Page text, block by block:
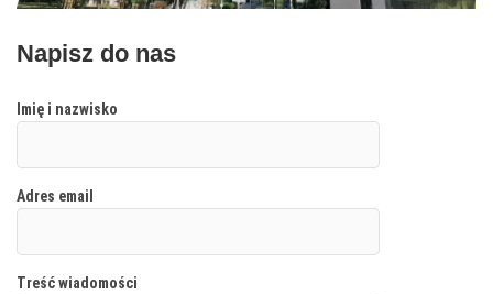
Napisz do nas
Imię i nazwisko
Adres email
Treść wiadomości